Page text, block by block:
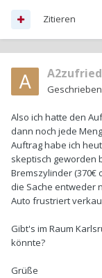
Zitieren
Geschrieben
Also ich hatte den
dann noch jede
Auftrag habe ich
skeptisch geworden
Bremszylinder (370€
die Sache entweder
Auto frustriert
Gibt's im Raum
könnte?
Grüße